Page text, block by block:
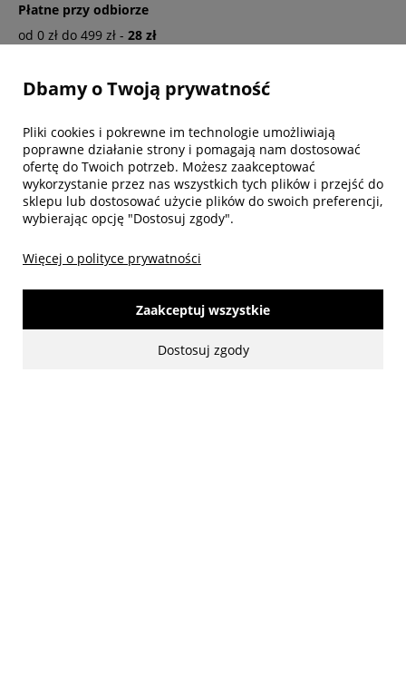
Płatne przy odbiorze
od 0 zł do 499 zł - 28 zł
Informacje
Twoje konto
Biuro obsługi klienta
Dbamy o Twoją prywatność
Pliki cookies i pokrewne im technologie umożliwiają
poprawne działanie strony i pomagają nam dostosować
ofertę do Twoich potrzeb. Możesz zaakceptować
wykorzystanie przez nas wszystkich tych plików i przejść do
sklepu lub dostosować użycie plików do swoich preferencji,
wybierając opcję "Dostosuj zgody".
Więcej o polityce prywatności
Dostosuj zgody
Zaakceptuj wszystkie